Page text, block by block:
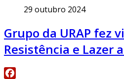
29 outubro 2024
Grupo da URAP fez
Resistência e Lazer